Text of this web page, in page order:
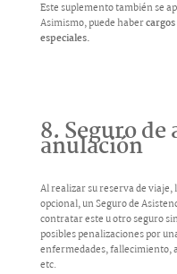
Este suplemento también se
Asimismo, puede haber
especiales.
8. Seguro
anulación
Al realizar su reserva de
opcional, un Seguro de
contratar este u otro seguro
posibles penalizaciones por
enfermedades, fallecimiento,
etc.